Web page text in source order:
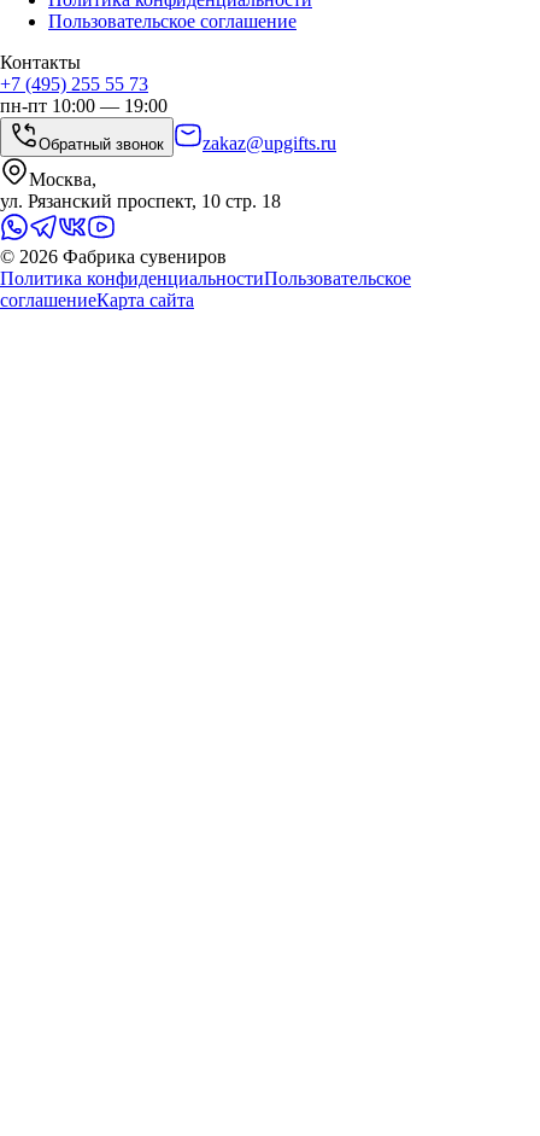
Пользовательское соглашение
Контакты
+7 (495) 255 55 73
пн-пт 10:00 — 19:00
Обратный звонок
zakaz@upgifts.ru
Москва,
ул. Рязанский проспект, 10 стр. 18
© 2026 Фабрика сувениров
Политика конфиденциальностиПользовательское
соглашениеКарта сайта